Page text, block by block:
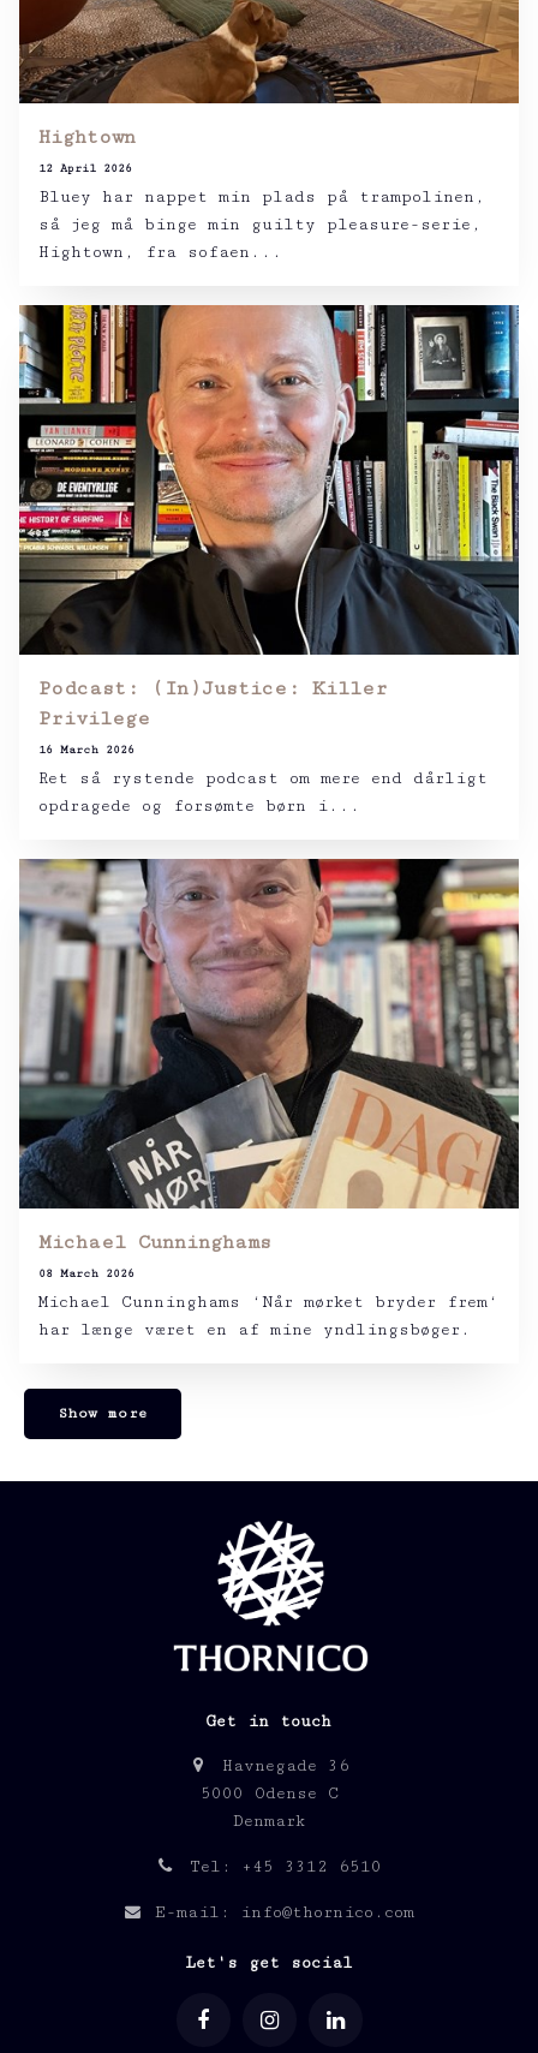
Hightown
12 April 2026
Bluey har nappet min plads på trampolinen,
så jeg må binge min guilty pleasure-serie,
Hightown, fra sofaen...
Podcast: (In)Justice: Killer
Privilege
16 March 2026
Ret så rystende podcast om mere end dårligt
opdragede og forsømte børn i...
Michael Cunninghams
08 March 2026
Michael Cunninghams ‘Når mørket bryder frem‘
har længe været en af mine yndlingsbøger.
Show more
Get in touch
Havnegade 36
5000 Odense C
Denmark
Tel: +45 3312 6510
E-mail: info@thornico.com
Let's get social